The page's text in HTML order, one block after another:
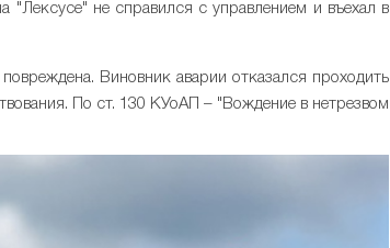
"Лексусе" не справился с управлением и въехал в
Виновник аварии отказался проходить
По ст. 130 КУоАП – "Вождение в нетрезвом